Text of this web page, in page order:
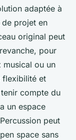
adaptée à
de projet en
original peut
pour
musical ou un
flexibilité et
compte du
un espace
peut
space sans